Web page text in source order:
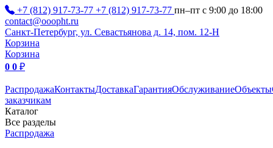
+7 (812) 917-73-77 +7 (812) 917-73-77 пн–пт с 9:00 до 18:00
contact@ooopht.ru
Санкт-Петербург, ул. Севастьянова д. 14, пом. 12-Н
Корзина
Корзина
0 0 ₽
РаспродажаКонтактыДоставкаГарантияОбслуживаниеОбъекты
заказчикам
Каталог
Все разделы
Распродажа